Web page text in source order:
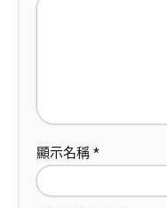
顯示名稱 *